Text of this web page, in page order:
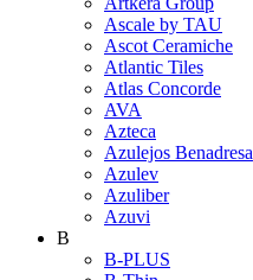
Ascale by TAU
Ascot Ceramiche
Atlantic Tiles
Atlas Concorde
AVA
Azteca
Azulejos Benadresa
Azulev
Azuliber
Azuvi
B
B-PLUS